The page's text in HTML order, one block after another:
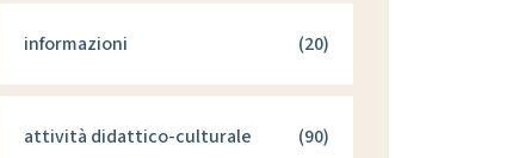
informazioni (20)
attività didattico-culturale (90)